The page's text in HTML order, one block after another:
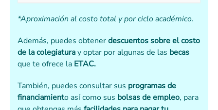
*Aproximación al costo total y por ciclo académico.
Además, puedes obtenerdescuentossobre el costo
de la colegiaturay optar por algunas de las becas
que te ofrece la ETAC.
También, puedes consultar sus programas de
financiamiento así como sus bolsas de empleo, para